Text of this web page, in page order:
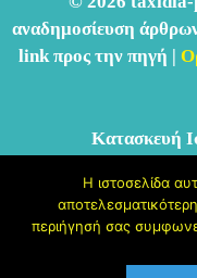
αναδημοσίευση
link προς την πηγή |
Κατασκευή
Η ιστοσελίδα
περιήγησή σας